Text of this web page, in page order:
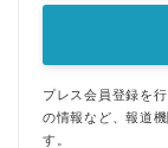
プレス会員登録を
の情報など、報道
す。